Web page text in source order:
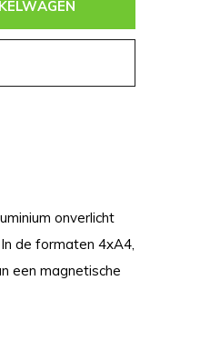
onverlicht
de formaten 4xA4,
een magnetische